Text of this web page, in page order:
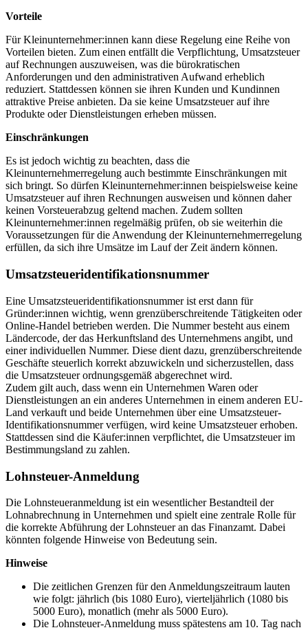
Vorteile
Für Kleinunternehmer:innen kann diese Regelung eine Reihe von
Vorteilen bieten. Zum einen entfällt die Verpflichtung, Umsatzsteuer
auf Rechnungen auszuweisen, was die bürokratischen
Anforderungen und den administrativen Aufwand erheblich
reduziert. Stattdessen können sie ihren Kunden und Kundinnen
attraktive Preise anbieten. Da sie keine Umsatzsteuer auf ihre
Produkte oder Dienstleistungen erheben müssen.
Einschränkungen
Es ist jedoch wichtig zu beachten, dass die
Kleinunternehmerregelung auch bestimmte Einschränkungen mit
sich bringt. So dürfen Kleinunternehmer:innen beispielsweise keine
Umsatzsteuer auf ihren Rechnungen ausweisen und können daher
keinen Vorsteuerabzug geltend machen. Zudem sollten
Kleinunternehmer:innen regelmäßig prüfen, ob sie weiterhin die
Voraussetzungen für die Anwendung der Kleinunternehmerregelung
erfüllen, da sich ihre Umsätze im Lauf der Zeit ändern können.
Umsatzsteueridentifikationsnummer
Eine Umsatzsteueridentifikationsnummer ist erst dann für
Gründer:innen wichtig, wenn grenzüberschreitende Tätigkeiten oder
Online-Handel betrieben werden. Die Nummer besteht aus einem
Ländercode, der das Herkunftsland des Unternehmens angibt, und
einer individuellen Nummer. Diese dient dazu, grenzüberschreitende
Geschäfte steuerlich korrekt abzuwickeln und sicherzustellen, dass
die Umsatzsteuer ordnungsgemäß abgerechnet wird.
Zudem gilt auch, dass wenn ein Unternehmen Waren oder
Dienstleistungen an ein anderes Unternehmen in einem anderen EU-
Land verkauft und beide Unternehmen über eine Umsatzsteuer-
Identifikationsnummer verfügen, wird keine Umsatzsteuer erhoben.
Stattdessen sind die Käufer:innen verpflichtet, die Umsatzsteuer im
Bestimmungsland zu zahlen.
Lohnsteuer-Anmeldung
Die Lohnsteueranmeldung ist ein wesentlicher Bestandteil der
Lohnabrechnung in Unternehmen und spielt eine zentrale Rolle für
die korrekte Abführung der Lohnsteuer an das Finanzamt. Dabei
könnten folgende Hinweise von Bedeutung sein.
Hinweise
Die zeitlichen Grenzen für den Anmeldungszeitraum lauten
wie folgt: jährlich (bis 1080 Euro), vierteljährlich (1080 bis
5000 Euro), monatlich (mehr als 5000 Euro).
Die Lohnsteuer-Anmeldung muss spätestens am 10. Tag nach